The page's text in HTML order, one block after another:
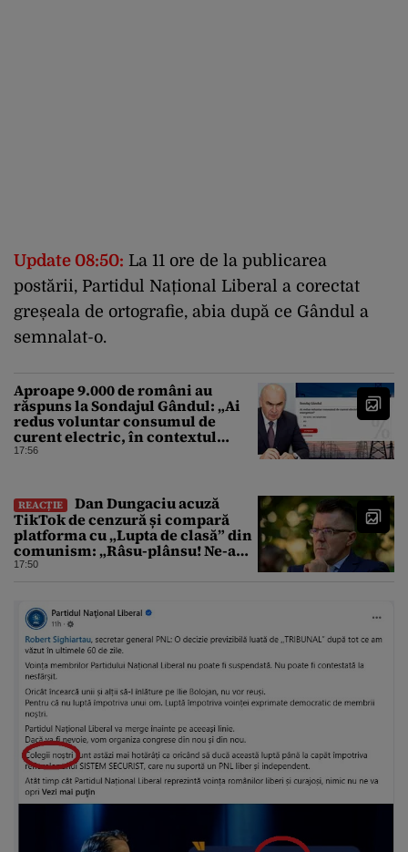
Update 08:50: La 11 ore de la publicarea
postării, Partidul Național Liberal a corectat
greșeala de ortografie, abia după ce Gândul a
semnalat-o.
Aproape 9.000 de români au
răspuns la Sondajul Gândul: „Ai
redus voluntar consumul de
curent electric, în contextul
crizei energetice?” Rezultatul a
17:56
REACȚIE
Dan Dungaciu acuză
TikTok de cenzură și compară
platforma cu „Lupta de clasă” din
comunism: „Râsu-plânsu! Ne-am
întors de unde am plecat!”
17:50